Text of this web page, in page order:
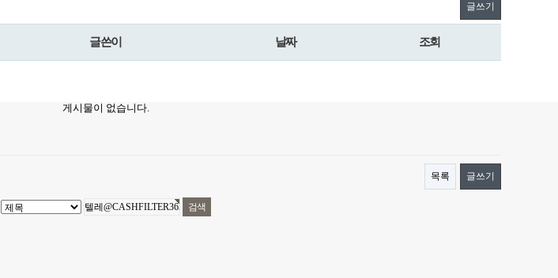
글쓰기
글쓴이 날짜 조회
게시물이 없습니다.
목록 글쓰기